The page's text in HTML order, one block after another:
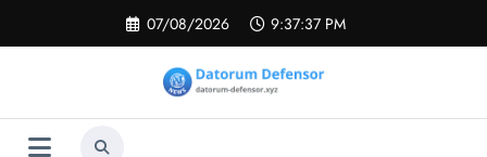
o
07/08/2026 9:37:38 PM